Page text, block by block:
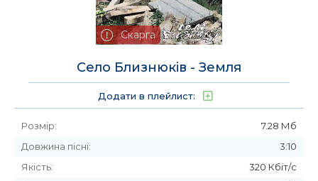
Скарга
Село Близнюків - Земля
Додати в плейлист:
Розмір:
7.28 Мб
Довжина пісні:
3:10
Якість:
320 Кбіт/с